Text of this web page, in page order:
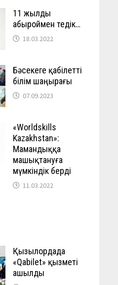
11 жылды
абыроймен өтедік…
18.03.2022
Бәсекеге қабілетті
білім шаңырағы
07.09.2023
«Worldskills
Kazakhstan»:
Мамандыққа
машықтануға
мүмкіндік берді
11.03.2022
Қызылордада
«Qabilet» қызметі
ашылды